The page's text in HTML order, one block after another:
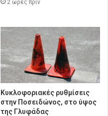
2 ώρες πρίν
Κυκλοφοριακές ρυθμίσεις
στην Ποσειδώνος, στο ύψος
της Γλυφάδας